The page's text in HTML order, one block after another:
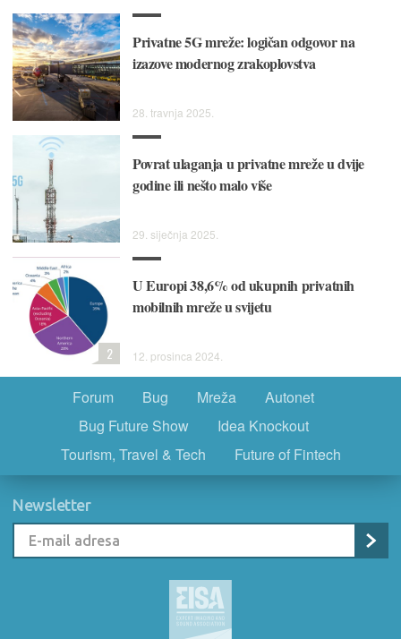
Privatne 5G mreže: logičan odgovor na
izazove modernog zrakoplovstva
28. travnja 2025.
Povrat ulaganja u privatne mreže u dvije
godine ili nešto malo više
29. siječnja 2025.
U Europi 38,6% od ukupnih privatnih
mobilnih mreže u svijetu
12. prosinca 2024.
2
Forum Bug Mreža
Autonet
Bug Future Show
Idea Knockout
Tourism, Travel & Tech
Future of Fintech
Newsletter